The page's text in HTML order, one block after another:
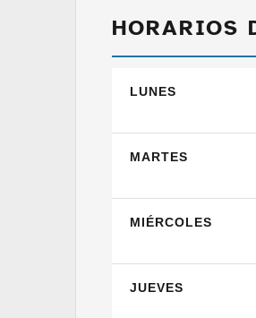
HORARIOS
LUNES
MARTES
MIÉRCOLES
JUEVES